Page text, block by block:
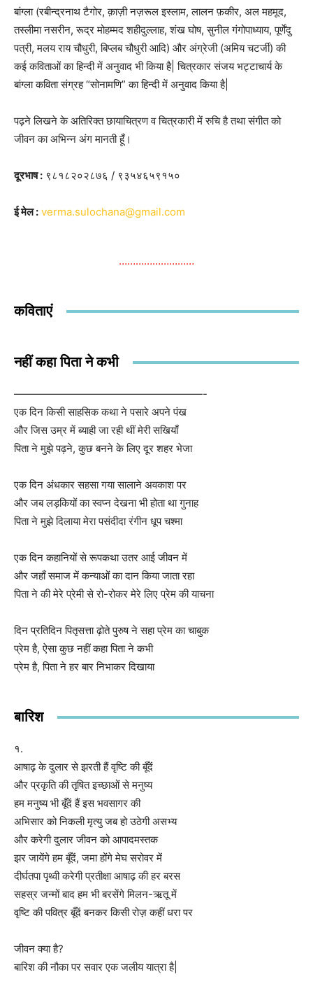
बांग्ला (रबीन्द्रनाथ टैगोर, क़ाज़ी नज़रूल इस्लाम, लालन फ़कीर, अल महमूद,
तस्लीमा नसरीन, रूद्र मोहम्मद शहीदुल्लाह, शंख घोष, सुनील गंगोपाध्याय, पूर्णेंदु
पत्री, मलय राय चौधुरी, बिप्लब चौधुरी आदि) और अंग्रेजी (अमिय चटर्जी) की
कई कविताओं का हिन्दी में अनुवाद भी किया है| चित्रकार संजय भट्टाचार्य के
बांग्ला कविता संग्रह “सोनामणि” का हिन्दी में अनुवाद किया है|
पढ़ने लिखने के अतिरिक्त छायाचित्रण व चित्रकारी में रुचि है तथा संगीत को
जीवन का अभिन्न अंग मानती हूँ।
दूरभाष: ९८१८२०२८७६ / ९३५४६५९१५०
ई मेल: verma.sulochana@gmail.com
………………………
कविताएं
नहीं कहा पिता ने कभी
——————————————————-
एक दिन किसी साहसिक कथा ने पसारे अपने पंख
और जिस उम्र में ब्याही जा रही थीं मेरी सखियाँ
पिता ने मुझे पढ़ने, कुछ बनने के लिए दूर शहर भेजा
एक दिन अंधकार सहसा गया सालाने अवकाश पर
और जब लड़कियों का स्वप्न देखना भी होता था गुनाह
पिता ने मुझे दिलाया मेरा पसंदीदा रंगीन धूप चश्मा
एक दिन कहानियों से रूपकथा उतर आई जीवन में
और जहाँ समाज में कन्याओं का दान किया जाता रहा
पिता ने की मेरे प्रेमी से रो-रोकर मेरे लिए प्रेम की याचना
दिन प्रतिदिन पितृसत्ता ढ़ोते पुरुष ने सहा प्रेम का चाबुक
प्रेम है, ऐसा कुछ नहीं कहा पिता ने कभी
प्रेम है, पिता ने हर बार निभाकर दिखाया
बारिश
१.
आषाढ़ के दुलार से झरती हैं वृष्टि की बूँदें
और प्रकृति की तृषित इच्छाओं से मनुष्य
हम मनुष्य भी बूँदें हैं इस भवसागर की
अभिसार को निकली मृत्यु जब हो उठेगी असभ्य
और करेगी दुलार जीवन को आपादमस्तक
झर जायेंगे हम बूँदें, जमा होंगे मेघ सरोवर में
दीर्घतपा पृथ्वी करेगी प्रतीक्षा आषाढ़ की हर बरस
सहस्र जन्मों बाद हम भी बरसेंगे मिलन-ऋतू में
वृष्टि की पवित्र बूँदें बनकर किसी रोज़ कहीं धरा पर
जीवन क्या है?
बारिश की नौका पर सवार एक जलीय यात्रा है|